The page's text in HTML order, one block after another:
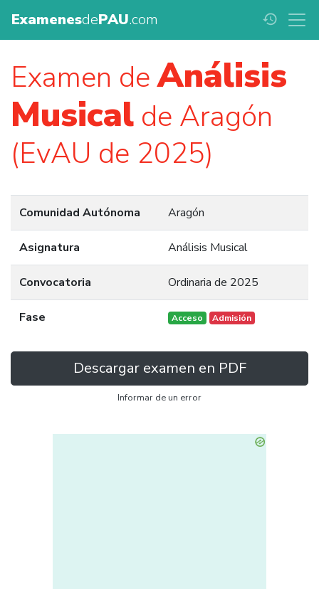
ExamenesdePAU.com history
Examen deAnálisis
Musical de Aragón
(EvAU de 2025)
Comunidad Autónoma Aragón
Asignatura Análisis Musical
Convocatoria Ordinaria de 2025
Fase Acceso Admisión
Descargar examen en PDF
Informar de un error